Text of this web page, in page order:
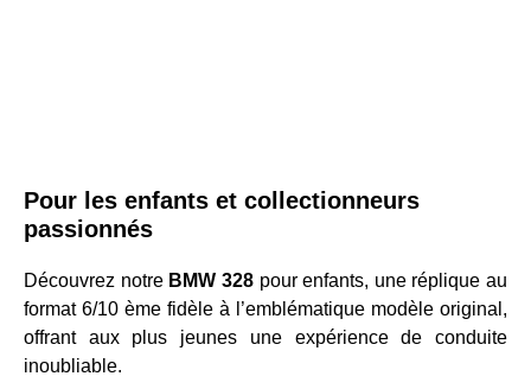
Pour les enfants et collectionneurs
passionnés
Découvrez notre BMW 328pour enfants, une réplique au
format 6/10 ème fidèle à l’emblématique modèle original,
offrant aux plus jeunes une expérience de conduite
inoubliable.